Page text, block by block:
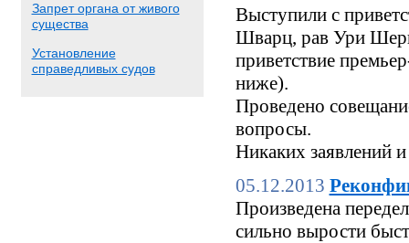
Запрет органа от живого
существа
Установление
справедливых судов
Выступили с
Шварц, рав Ури
приветствие
ниже).
Проведено
вопросы.
Никаких заявлений
05.12.2013
Произведена
сильно вырости